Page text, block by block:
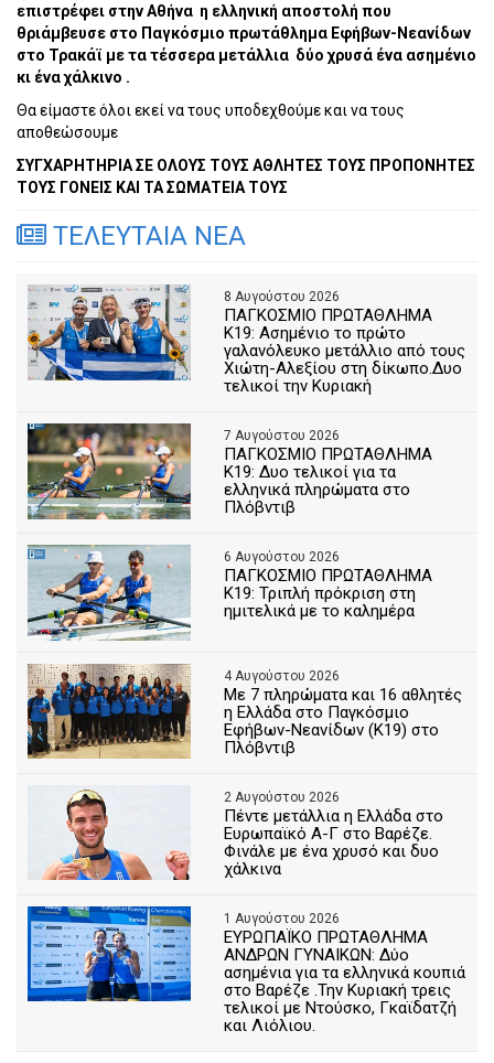
επιστρέφει στην Αθήνα η ελληνική αποστολή που
θριάμβευσε στο Παγκόσμιο πρωτάθλημα Εφήβων-Νεανίδων
στο Τρακάϊ με τα τέσσερα μετάλλια δύο χρυσά ένα ασημένιο
κι ένα χάλκινο .
Θα είμαστε όλοι εκεί να τους υποδεχθούμε και να τους
αποθεώσουμε
ΣΥΓΧΑΡΗΤΗΡΙΑ ΣΕ ΟΛΟΥΣ ΤΟΥΣ ΑΘΛΗΤΕΣ ΤΟΥΣ ΠΡΟΠΟΝΗΤΕΣ
ΤΟΥΣ ΓΟΝΕΙΣ ΚΑΙ ΤΑ ΣΩΜΑΤΕΙΑ ΤΟΥΣ
ΤΕΛΕΥΤΑΙΑ ΝΕΑ
8 Αυγούστου 2026
ΠΑΓΚΟΣΜΙΟ ΠΡΩΤΑΘΛΗΜΑ
Κ19: Ασημένιο το πρώτο
γαλανόλευκο μετάλλιο από τους
Χιώτη-Αλεξίου στη δίκωπο.Δυο
τελικοί την Κυριακή
7 Αυγούστου 2026
ΠΑΓΚΟΣΜΙΟ ΠΡΩΤΑΘΛΗΜΑ
Κ19: Δυο τελικοί για τα
ελληνικά πληρώματα στο
Πλόβντιβ
6 Αυγούστου 2026
ΠΑΓΚΟΣΜΙΟ ΠΡΩΤΑΘΛΗΜΑ
Κ19: Τριπλή πρόκριση στη
ημιτελικά με το καλημέρα
4 Αυγούστου 2026
Με 7 πληρώματα και 16 αθλητές
η Ελλάδα στο Παγκόσμιο
Εφήβων-Νεανίδων (Κ19) στο
Πλόβντιβ
2 Αυγούστου 2026
Πέντε μετάλλια η Ελλάδα στο
Ευρωπαϊκό Α-Γ στο Βαρέζε.
Φινάλε με ένα χρυσό και δυο
χάλκινα
1 Αυγούστου 2026
ΕΥΡΩΠΑΪΚΟ ΠΡΩΤΑΘΛΗΜΑ
ΑΝΔΡΩΝ ΓΥΝΑΙΚΩΝ: Δύο
ασημένια για τα ελληνικά κουπιά
στο Βαρέζε .Την Κυριακή τρεις
τελικοί με Ντούσκο, Γκαϊδατζή
και Λιόλιου.